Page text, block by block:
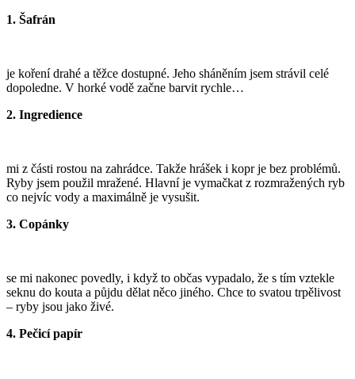
1. Šafrán
je koření drahé a těžce dostupné. Jeho sháněním jsem strávil celé
dopoledne. V horké vodě začne barvit rychle…
2. Ingredience
mi z části rostou na zahrádce. Takže hrášek i kopr je bez problémů.
Ryby jsem použil mražené. Hlavní je vymačkat z rozmražených ryb
co nejvíc vody a maximálně je vysušit.
3. Copánky
se mi nakonec povedly, i když to občas vypadalo, že s tím vztekle
seknu do kouta a půjdu dělat něco jiného. Chce to svatou trpělivost
– ryby jsou jako živé.
4. Pečicí papír